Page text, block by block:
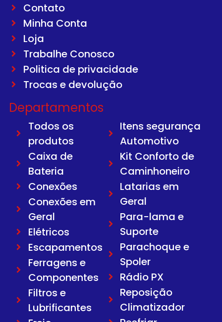
Contato
Minha Conta
Loja
Trabalhe Conosco
Politica de privacidade
Trocas e devolução
Departamentos
Todos os
produtos
Caixa de
Bateria
Conexões
Conexões em
Geral
Elétricos
Escapamentos
Ferragens e
Componentes
Filtros e
Lubrificantes
Itens segurança
Automotivo
Kit Conforto de
Caminhoneiro
Latarias em
Geral
Para-lama e
Suporte
Parachoque e
Spoler
Rádio PX
Reposição
Climatizador